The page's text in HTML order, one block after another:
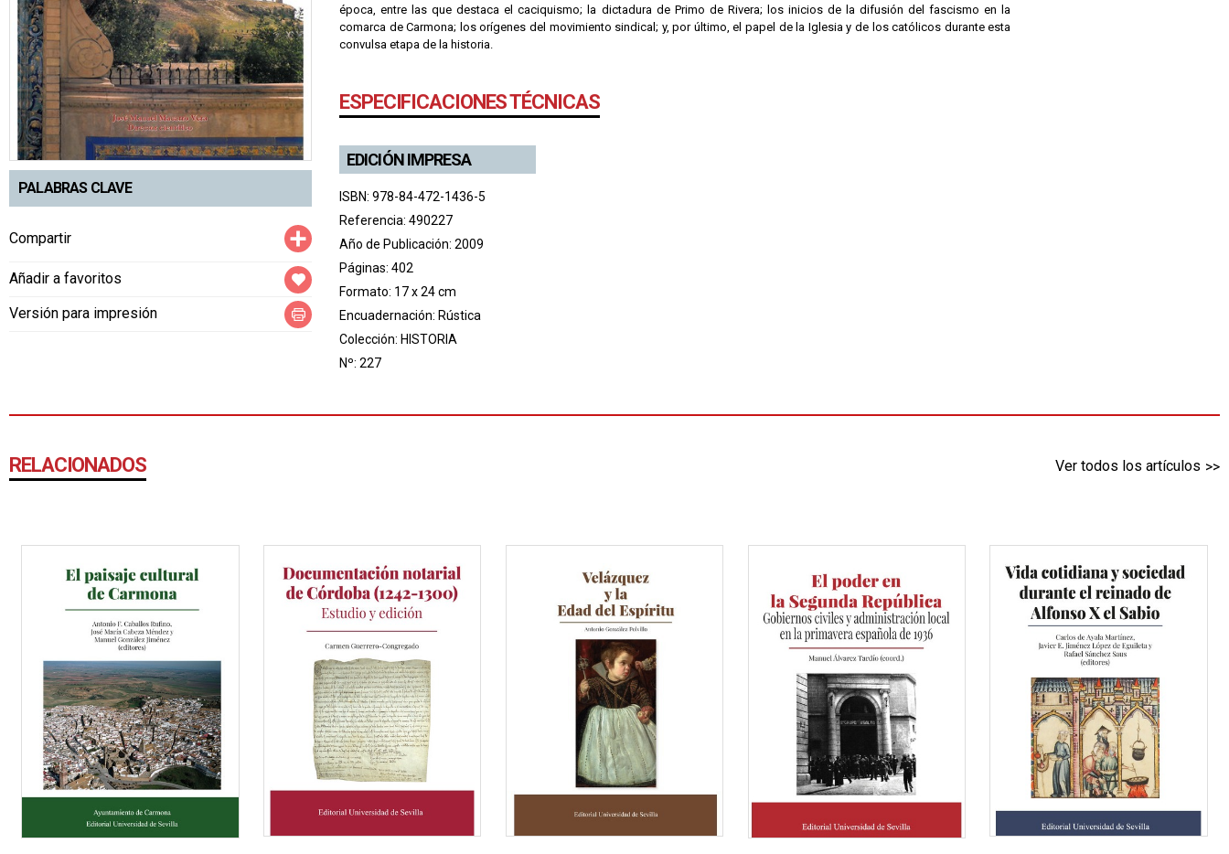
PALABRAS CLAVE
Compartir
Añadir a favoritos
Versión para impresión
época, entre las que destaca el caciquismo; la dictadura de Primo de Rivera; los inicios de la difusión del fascismo en la
comarca de Carmona; los orígenes del movimiento sindical; y, por último, el papel de la Iglesia y de los católicos durante esta
convulsa etapa de la historia.
ESPECIFICACIONES TÉCNICAS
EDICIÓN IMPRESA
ISBN: 978-84-472-1436-5
Referencia: 490227
Año de Publicación: 2009
Páginas: 402
Formato: 17 x 24 cm
Encuadernación: Rústica
Colección: HISTORIA
Nº: 227
RELACIONADOS Ver todos los artículos